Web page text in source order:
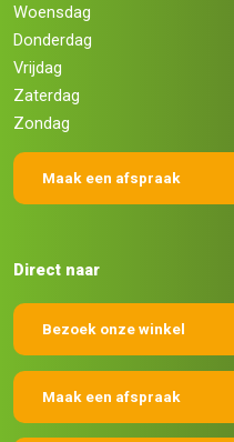
Woensdag
Donderdag
Vrijdag
Zaterdag
Zondag
Maak een afspraak
Direct naar
Bezoek onze winkel
Maak een afspraak